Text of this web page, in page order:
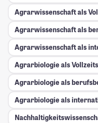
Agrarwissenschaft als
Agrarwissenschaft als
Agrarwissenschaft als
Agrarbiologie als
Agrarbiologie als
Agrarbiologie als